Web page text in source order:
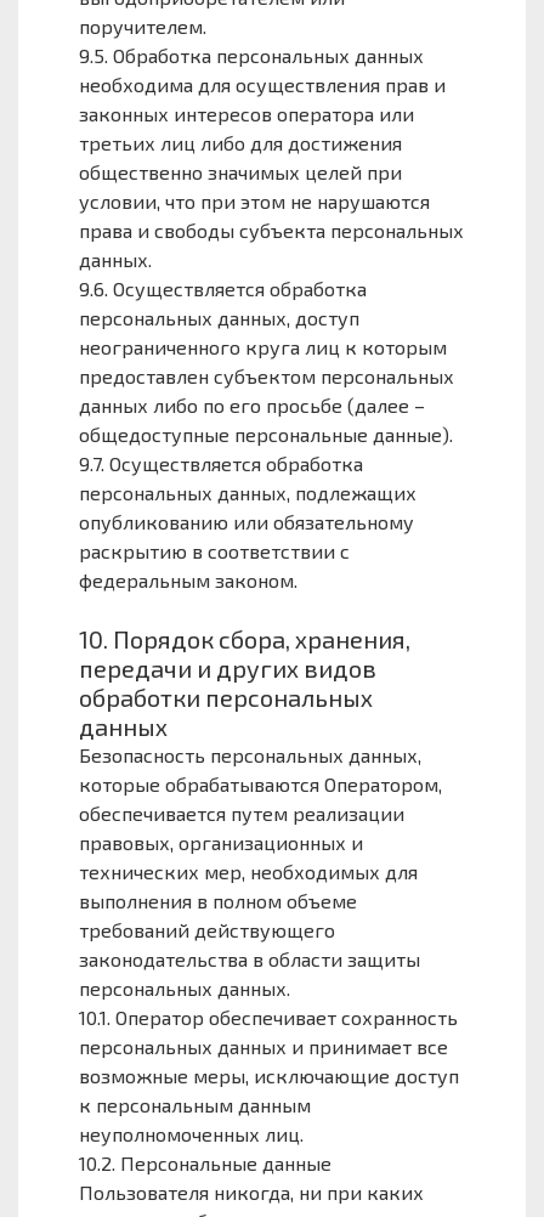
поручителем.
9.5. Обработка персональных данных
необходима для осуществления прав и
законных интересов оператора или
третьих лиц либо для достижения
общественно значимых целей при
условии, что при этом не нарушаются
права и свободы субъекта персональных
данных.
9.6. Осуществляется обработка
персональных данных, доступ
неограниченного круга лиц к которым
предоставлен субъектом персональных
данных либо по его просьбе (далее –
общедоступные персональные данные).
9.7. Осуществляется обработка
персональных данных, подлежащих
опубликованию или обязательному
раскрытию в соответствии с
федеральным законом.
10. Порядок сбора, хранения,
передачи и других видов
обработки персональных
данных
Безопасность персональных данных,
которые обрабатываются Оператором,
обеспечивается путем реализации
правовых, организационных и
технических мер, необходимых для
выполнения в полном объеме
требований действующего
законодательства в области защиты
персональных данных.
10.1. Оператор обеспечивает сохранность
персональных данных и принимает все
возможные меры, исключающие доступ
к персональным данным
неуполномоченных лиц.
10.2. Персональные данные
Пользователя никогда, ни при каких